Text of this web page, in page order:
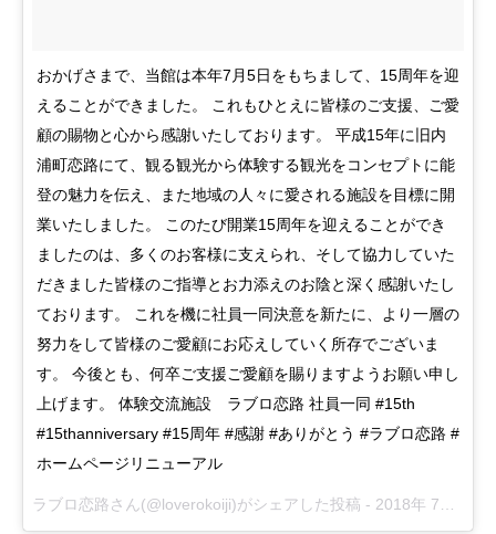
おかげさまで、当館は本年7月5日をもちまして、15周年を迎
えることができました。 これもひとえに皆様のご支援、ご愛
顧の賜物と心から感謝いたしております。 平成15年に旧内
浦町恋路にて、観る観光から体験する観光をコンセプトに能
登の魅力を伝え、また地域の人々に愛される施設を目標に開
業いたしました。 このたび開業15周年を迎えることができ
ましたのは、多くのお客様に支えられ、そして協力していた
だきました皆様のご指導とお力添えのお陰と深く感謝いたし
ております。 これを機に社員一同決意を新たに、より一層の
努力をして皆様のご愛顧にお応えしていく所存でございま
す。 今後とも、何卒ご支援ご愛顧を賜りますようお願い申し
上げます。 体験交流施設 ラブロ恋路 社員一同 #15th
#15thanniversary #15周年 #感謝 #ありがとう #ラブロ恋路 #
ホームページリニューアル
ラブロ恋路さん(@loverokoiji)がシェアした投稿 - 2018年 7月月4日午後7時46分PDT